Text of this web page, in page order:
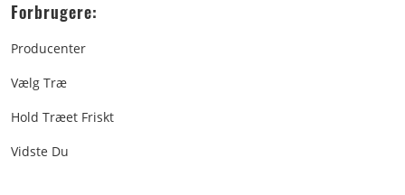
Forbrugere:
Producenter
Vælg Træ
Hold Træet Friskt
Vidste Du